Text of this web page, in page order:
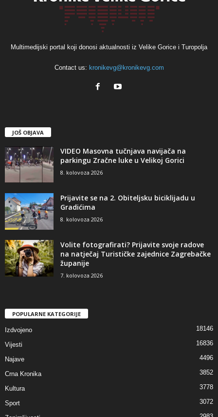
Multimedijski portal koji donosi aktualnosti iz Velike Gorice i Turopolja
Contact us: kronikevg@kronikevg.com
JOŠ OBJAVA
VIDEO Masovna tučnjava navijača na
parkingu Zračne luke u Velikoj Gorici
8. kolovoza 2026
Prijavite se na 2. Obiteljsku biciklijadu u
Gradićima
8. kolovoza 2026
Volite fotografirati? Prijavite svoje radove
na natječaj Turističke zajednice Zagrebačke
županije
7. kolovoza 2026
POPULARNE KATEGORIJE
Izdvojeno 18146
Vijesti 16836
Najave 4496
Crna Kronika 3852
Kultura 3778
Sport 3072